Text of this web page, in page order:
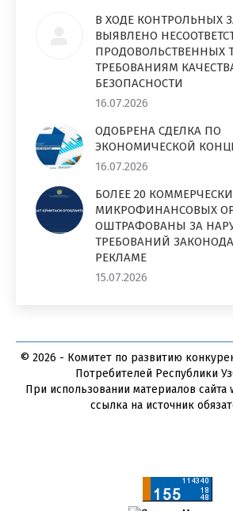
В ХОДЕ КОНТРОЛЬНЫХ
ВЫЯВЛЕНО
ПРОДОВОЛЬСТВЕННЫХ
ТРЕБОВАНИЯМ
БЕЗОПАСНОСТИ
16.07.2026
ОДОБРЕНА СДЕЛКА ПО
ЭКОНОМИЧЕСКОЙ
16.07.2026
БОЛЕЕ 20
МИКРОФИНАНСОВЫХ
ОШТРАФОВАНЫ ЗА
ТРЕБОВАНИЙ
РЕКЛАМЕ
15.07.2026
© 2026 - Комитет по развитию
Потребителей Республики
При использовании материалов сайта
ссылка на источник